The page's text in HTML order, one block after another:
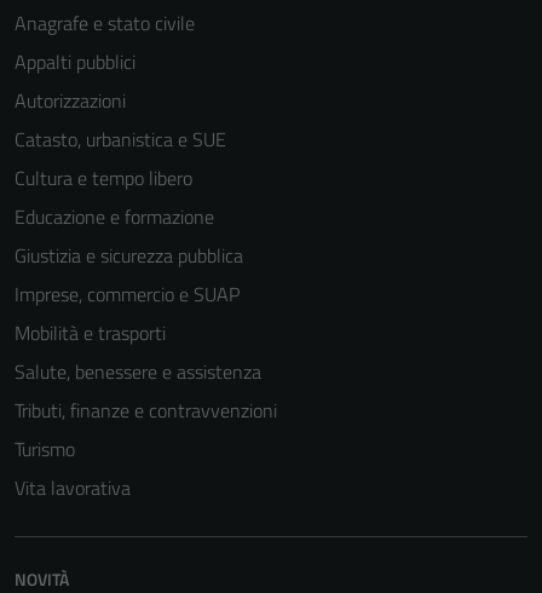
Anagrafe e stato civile
Appalti pubblici
Autorizzazioni
Catasto, urbanistica e SUE
Cultura e tempo libero
Educazione e formazione
Giustizia e sicurezza pubblica
Imprese, commercio e SUAP
Mobilità e trasporti
Salute, benessere e assistenza
Tributi, finanze e contravvenzioni
Turismo
Vita lavorativa
NOVITÀ